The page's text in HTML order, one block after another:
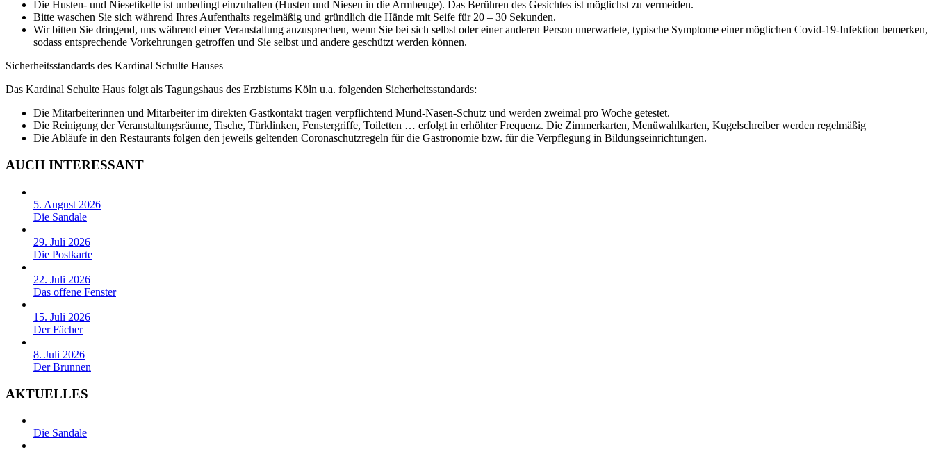
Die Husten- und Niesetikette ist unbedingt einzuhalten (Husten und Niesen in die Armbeuge). Das Berühren des Gesichtes ist möglichst zu vermeiden.
Bitte waschen Sie sich während Ihres Aufenthalts regelmäßig und gründlich die Hände mit Seife für 20 – 30 Sekunden.
Wir bitten Sie dringend, uns während einer Veranstaltung anzusprechen, wenn Sie bei sich selbst oder einer anderen Person unerwartete, typische Symptome einer möglichen Covid-19-Infektion bemerken,
sodass entsprechende Vorkehrungen getroffen und Sie selbst und andere geschützt werden können.
Sicherheitsstandards des Kardinal Schulte Hauses
Das Kardinal Schulte Haus folgt als Tagungshaus des Erzbistums Köln u.a. folgenden Sicherheitsstandards:
Die Mitarbeiterinnen und Mitarbeiter im direkten Gastkontakt tragen verpflichtend Mund-Nasen-Schutz und werden zweimal pro Woche getestet.
Die Reinigung der Veranstaltungsräume, Tische, Türklinken, Fenstergriffe, Toiletten … erfolgt in erhöhter Frequenz. Die Zimmerkarten, Menüwahlkarten, Kugelschreiber werden regelmäßig
Die Abläufe in den Restaurants folgen den jeweils geltenden Coronaschutzregeln für die Gastronomie bzw. für die Verpflegung in Bildungseinrichtungen.
AUCH INTERESSANT
5. August 2026
Die Sandale
29. Juli 2026
Die Postkarte
22. Juli 2026
Das offene Fenster
15. Juli 2026
Der Fächer
8. Juli 2026
Der Brunnen
AKTUELLES
Die Sandale